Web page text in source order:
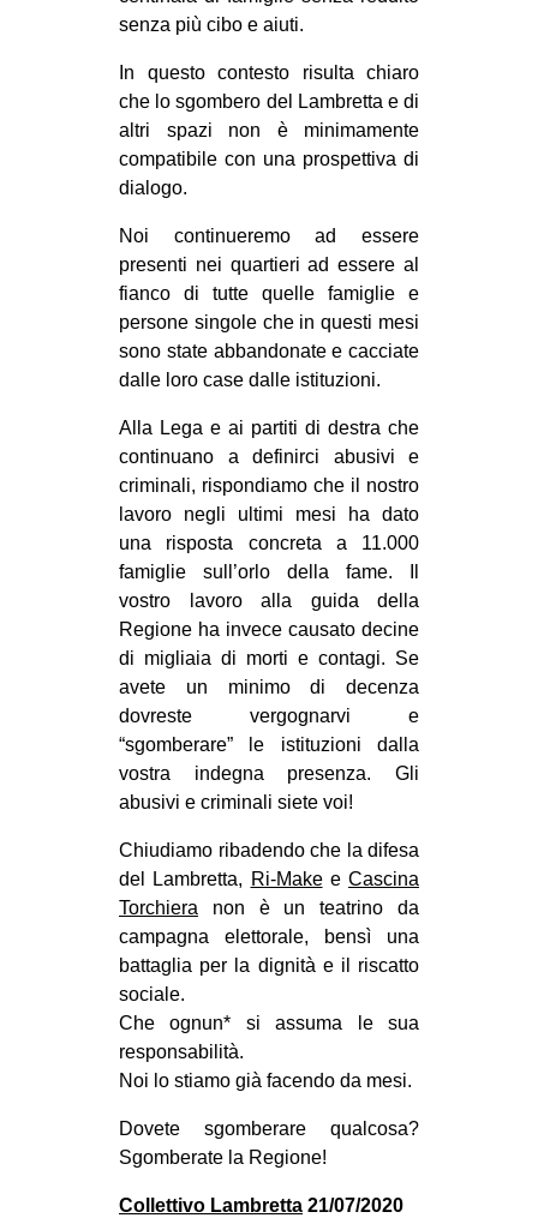
senza più cibo e aiuti.
In questo contesto risulta chiaro
che lo sgombero del Lambretta e di
altri spazi non è minimamente
compatibile con una prospettiva di
dialogo.
Noi continueremo ad essere
presenti nei quartieri ad essere al
fianco di tutte quelle famiglie e
persone singole che in questi mesi
sono state abbandonate e cacciate
dalle loro case dalle istituzioni.
Alla Lega e ai partiti di destra che
continuano a definirci abusivi e
criminali, rispondiamo che il nostro
lavoro negli ultimi mesi ha dato
una risposta concreta a 11.000
famiglie sull’orlo della fame. Il
vostro lavoro alla guida della
Regione ha invece causato decine
di migliaia di morti e contagi. Se
avete un minimo di decenza
dovreste vergognarvi e
“sgomberare” le istituzioni dalla
vostra indegna presenza. Gli
abusivi e criminali siete voi!
Chiudiamo ribadendo che la difesa
del Lambretta, Ri-Makee Cascina
Torchiera non è un teatrino da
campagna elettorale, bensì una
battaglia per la dignità e il riscatto
sociale.
Che ognun* si assuma le sua
responsabilità.
Noi lo stiamo già facendo da mesi.
Dovete sgomberare qualcosa?
Sgomberate la Regione!
Collettivo Lambretta 21/07/2020